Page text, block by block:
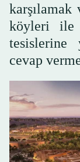
köyleri ile
tesislerine
cevap